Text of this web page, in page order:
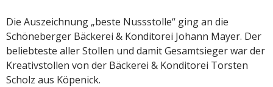
Die Auszeichnung „beste Nussstolle“ ging an die
Schöneberger Bäckerei & Konditorei Johann Mayer. Der
beliebteste aller Stollen und damit Gesamtsieger war der
Kreativstollen von der Bäckerei & Konditorei Torsten
Scholz aus Köpenick.